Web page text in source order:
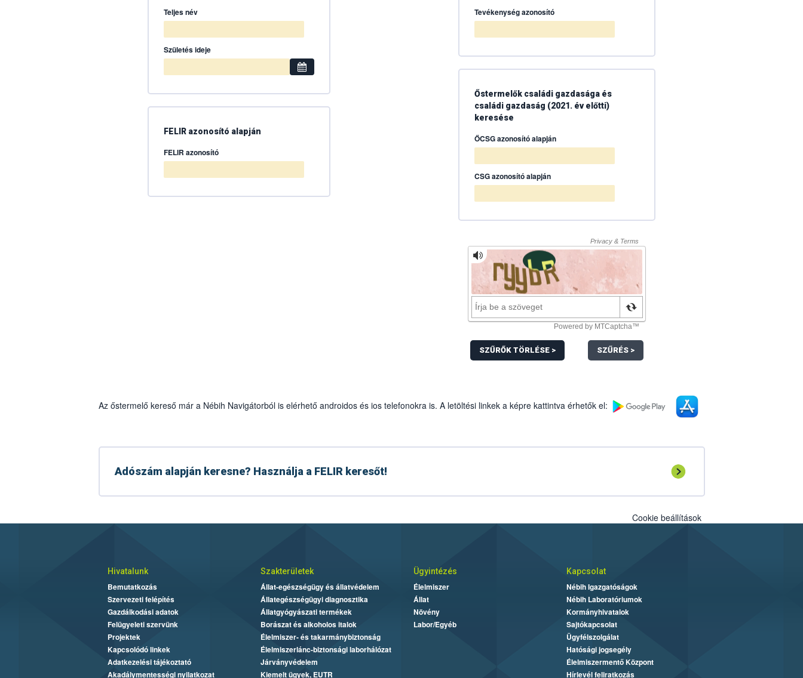
Teljes név
Születés ideje
FELIR azonosító alapján
FELIR azonosító
Tevékenység azonosító
Őstermelők családi gazdasága és
családi gazdaság (2021. év előtti)
keresése
ŐCSG azonosító alapján
CSG azonosító alapján
SZŰRŐK TÖRLÉSE > SZŰRÉS >
Az őstermelő kereső már a Nébih Navigátorból is elérhető androidos és ios telefonokra is. A letöltési linkek a képre kattintva érhetők el:
Adószám alapján keresne? Használja a FELIR keresőt!
Cookie beállítások
Hivatalunk
Bemutatkozás
Szervezeti felépítés
Gazdálkodási adatok
Felügyeleti szervünk
Projektek
Kapcsolódó linkek
Adatkezelési tájékoztató
Akadálymentességi nyilatkozat
Szakterületek
Állat-egészségügy és állatvédelem
Állategészségügyi diagnosztika
Állatgyógyászati termékek
Borászat és alkoholos italok
Élelmiszer- és takarmánybiztonság
Élelmiszerlánc-biztonsági laborhálózat
Járványvédelem
Kiemelt ügyek, EUTR
Ügyintézés
Élelmiszer
Állat
Növény
Labor/Egyéb
Kapcsolat
Nébih Igazgatóságok
Nébih Laboratóriumok
Kormányhivatalok
Sajtókapcsolat
Ügyfélszolgálat
Hatósági jogsegély
Élelmiszermentő Központ
Hírlevél feliratkozás